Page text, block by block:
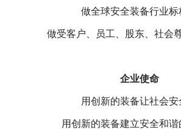
做全球安全装备行业标
做受客户、员工、股东、社会
企业使命
用创新的装备让社会安
用创新的装备建立安全和谐